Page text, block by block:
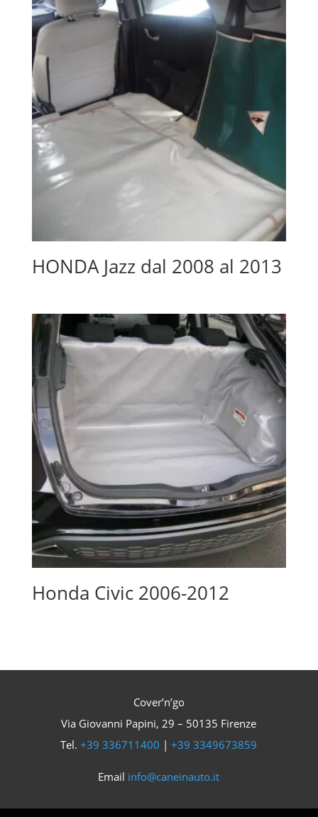
HONDA Jazz dal 2008 al 2013
Honda Civic 2006-2012
Cover’n’go
Via Giovanni Papini, 29 – 50135 Firenze
Tel.+39 336711400 |+39 3349673859
Email info@caneinauto.it